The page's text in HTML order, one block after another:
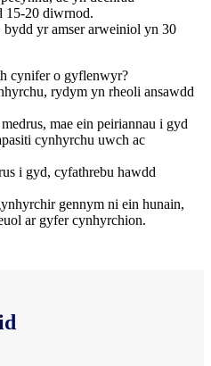
15-20 diwrnod.
yr amser arweiniol yn 30
cynifer o gyflenwyr?
rydym yn rheoli ansawdd
mae ein peiriannau i gyd
cynhyrchu uwch ac
i gyd, cyfathrebu hawdd
gennym ni ein hunain,
ar gyfer cynhyrchion.